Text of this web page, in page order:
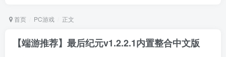
首页 PC游戏 正文
【端游推荐】最后纪元v1.2.2.1内置整合中文版